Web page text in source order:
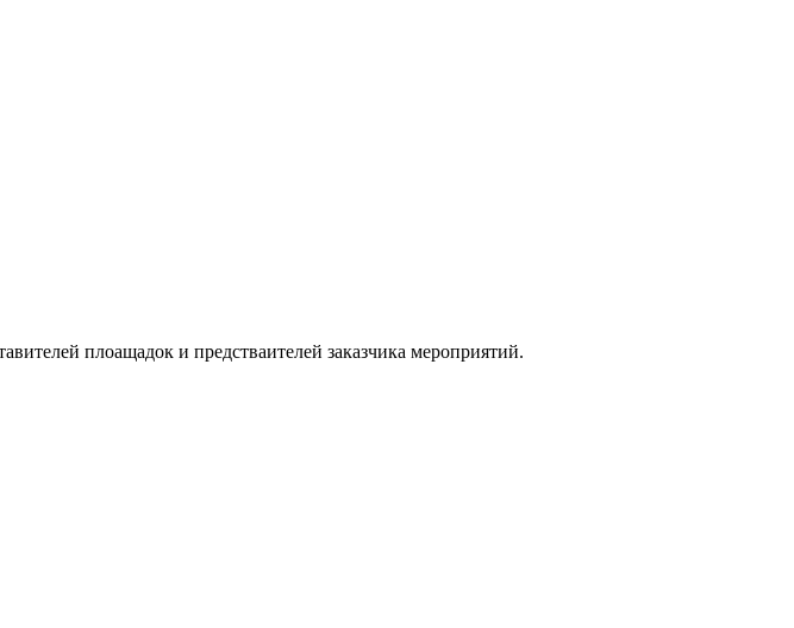
плоащадок и предстваителей заказчика мероприятий.